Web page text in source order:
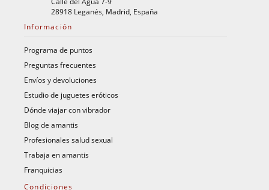
28918 Leganés, Madrid, España
Información
Programa de puntos
Preguntas frecuentes
Envíos y devoluciones
Estudio de juguetes eróticos
Dónde viajar con vibrador
Blog de amantis
Profesionales salud sexual
Trabaja en amantis
Franquicias
Condiciones